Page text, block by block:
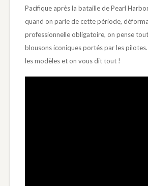
Pacifique après la bataille de Pearl
quand on parle de cette période,
professionnelle obligatoire, on pense
blousons iconiques portés par les
les modèles et on vous dit tout !